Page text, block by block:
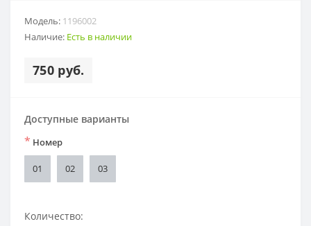
Модель: 1196002
Наличие: Есть в наличии
750 руб.
Доступные варианты
* Номер
01 02 03
Количество: